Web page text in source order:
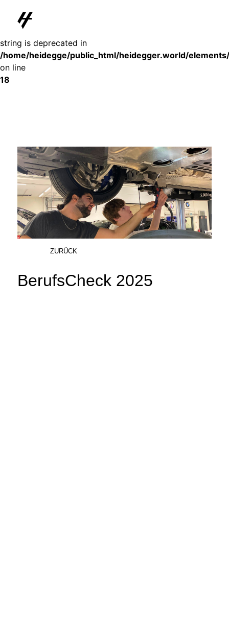
Deprecated
: substr(): Passing null to parameter #1 ($string) of type
string is deprecated in
/home/heidegge/public_html/heidegger.world/
on line
18
ZURÜCK
BerufsCheck 2025